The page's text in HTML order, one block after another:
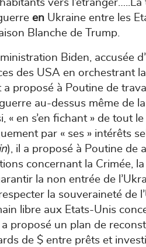
vers
en Ukraine entre les
Blanche de Trump.
Biden, accusée
des USA en orchestrant
a proposé à Poutine de
au-dessus même de
« en s’en fichant » de tout
par « ses » intérêts
), il a proposé à Poutine de
concernant la Crimée,
la non entrée de
la souveraineté de
libre aux Etats-Unis
proposé un plan de
de $ entre prêts et